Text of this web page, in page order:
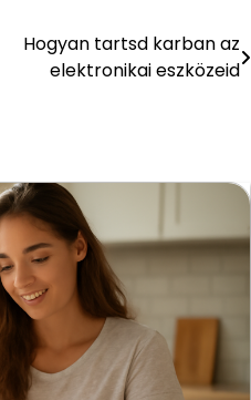
Hogyan tartsd karban az
elektronikai eszközeid